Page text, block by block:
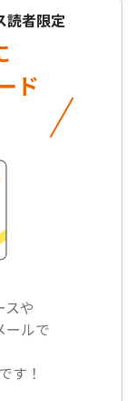
読者限定
ド
スや
ールで
す！